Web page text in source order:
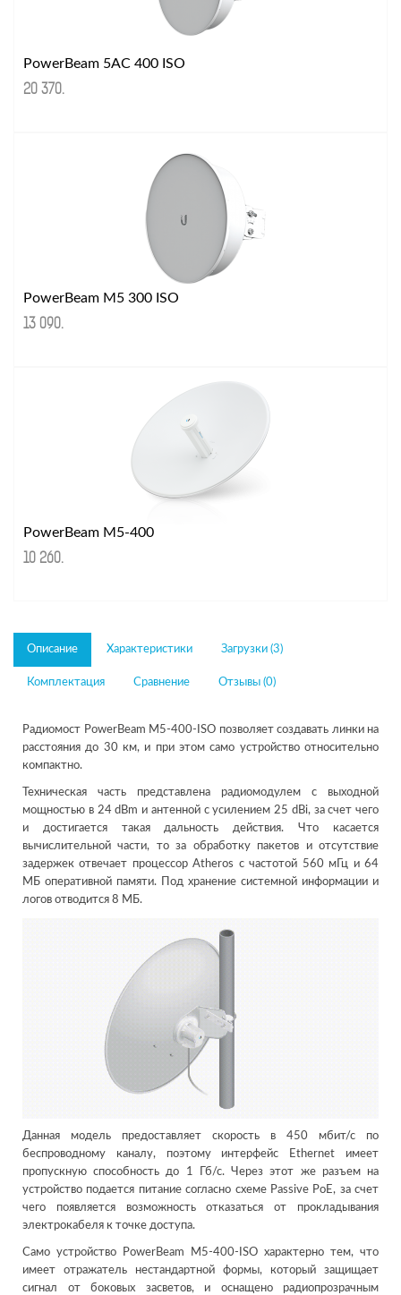
PowerBeam 5AC 400 ISO
20 370.
PowerBeam M5 300 ISO
13 090.
PowerBeam M5-400
10 260.
Описание Характеристики Загрузки (3)
Комплектация Сравнение Отзывы (0)
Радиомост PowerBeam M5-400-ISO позволяет создавать линки на
расстояния до 30 км, и при этом само устройство относительно
компактно.
Техническая часть представлена радиомодулем с выходной
мощностью в 24 dBm и антенной с усилением 25 dBi, за счет чего
и достигается такая дальность действия. Что касается
вычислительной части, то за обработку пакетов и отсутствие
задержек отвечает процессор Atheros с частотой 560 мГц и 64
МБ оперативной памяти. Под хранение системной информации и
логов отводится 8 МБ.
Данная модель предоставляет скорость в 450 мбит/с по
беспроводному каналу, поэтому интерфейс Ethernet имеет
пропускную способность до 1 Гб/с. Через этот же разъем на
устройство подается питание согласно схеме Passive PoE, за счет
чего появляется возможность отказаться от прокладывания
электрокабеля к точке доступа.
Само устройство PowerBeam M5-400-ISO характерно тем, что
имеет отражатель нестандартной формы, который защищает
сигнал от боковых засветов, и оснащено радиопрозрачным